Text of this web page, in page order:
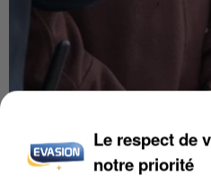
Le respect de
notre priorité